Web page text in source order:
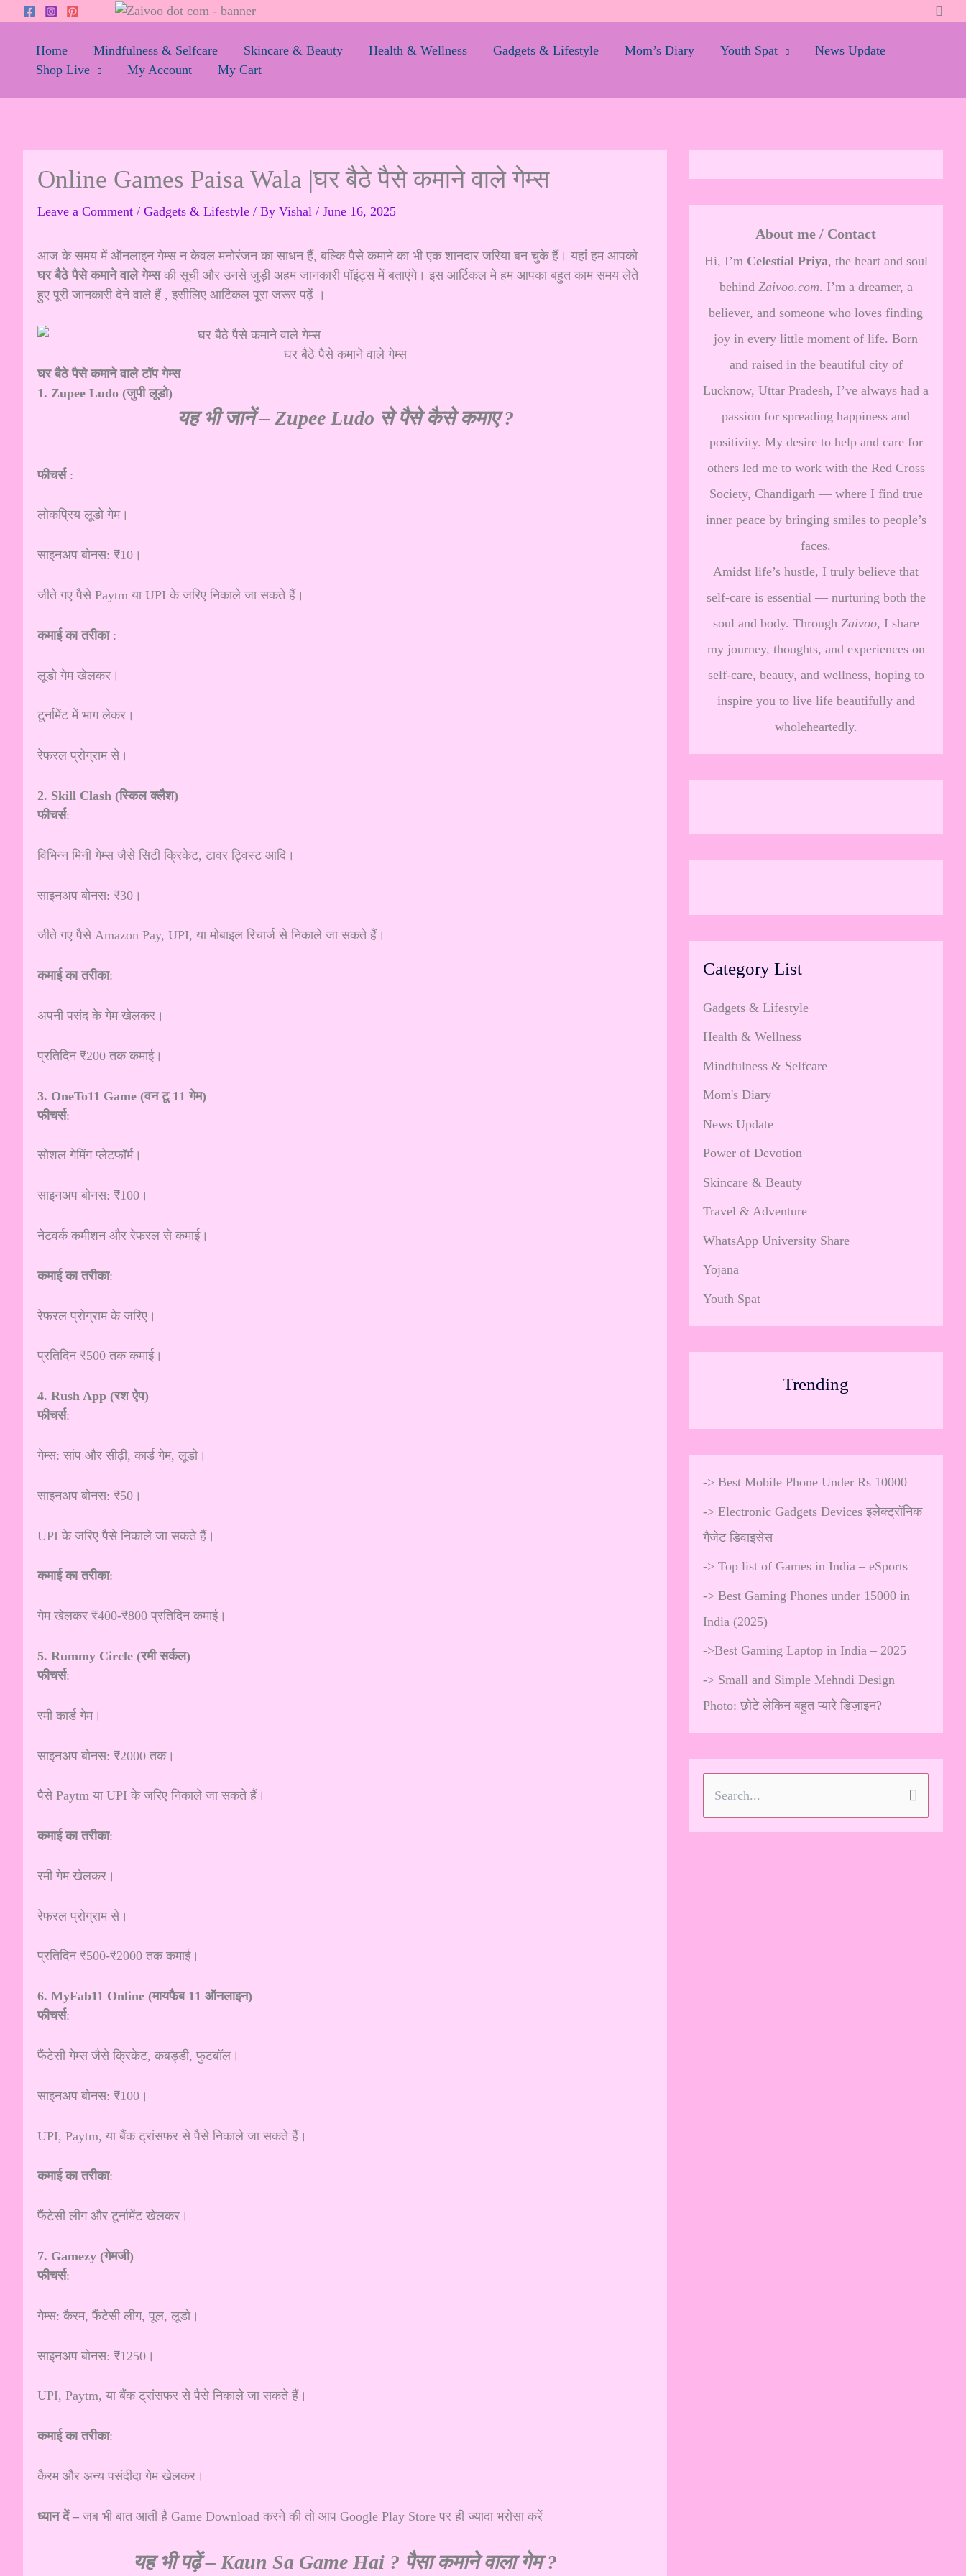
contentHome Mindfulness & Selfcare Skincare & Beauty Health & Wellness Gadgets & Lifestyle Mom’s Diary Youth Spat
News Update
Shop Live
My Account My Cart
Online Games Paisa Wala |घर बैठे पैसे कमाने वाले गेम्स
Leave a Comment / Gadgets & Lifestyle / By Vishal / June 16, 2025
आज के समय में ऑनलाइन गेम्स न केवल मनोरंजन का साधन हैं, बल्कि पैसे कमाने का भी एक शानदार जरिया बन चुके हैं। यहां हम आपको
घर बैठे पैसे कमाने वाले गेम्सकी सूची और उनसे जुड़ी अहम जानकारी पॉइंट्स में बताएंगे। इस आर्टिकल मे हम आपका बहुत काम समय लेते
हुए पूरी जानकारी देने वाले हैं , इसीलिए आर्टिकल पूरा जरूर पढ़ें ।
घर बैठे पैसे कमाने वाले गेम्स
घर बैठे पैसे कमाने वाले टॉप गेम्स
1. Zupee Ludo (जुपी लूडो)
यह भी जानें – Zupee Ludo से पैसे कैसे कमाए ?
फीचर्स :
लोकप्रिय लूडो गेम।
साइनअप बोनस: ₹10।
जीते गए पैसे Paytm या UPI के जरिए निकाले जा सकते हैं।
कमाई का तरीका :
लूडो गेम खेलकर।
टूर्नामेंट में भाग लेकर।
रेफरल प्रोग्राम से।
2. Skill Clash (स्किल क्लैश)
फीचर्स:
विभिन्न मिनी गेम्स जैसे सिटी क्रिकेट, टावर ट्विस्ट आदि।
साइनअप बोनस: ₹30।
जीते गए पैसे Amazon Pay, UPI, या मोबाइल रिचार्ज से निकाले जा सकते हैं।
कमाई का तरीका:
अपनी पसंद के गेम खेलकर।
प्रतिदिन ₹200 तक कमाई।
3. OneTo11 Game (वन टू 11 गेम)
फीचर्स:
सोशल गेमिंग प्लेटफॉर्म।
साइनअप बोनस: ₹100।
नेटवर्क कमीशन और रेफरल से कमाई।
कमाई का तरीका:
रेफरल प्रोग्राम के जरिए।
प्रतिदिन ₹500 तक कमाई।
4. Rush App (रश ऐप)
फीचर्स:
गेम्स: सांप और सीढ़ी, कार्ड गेम, लूडो।
साइनअप बोनस: ₹50।
UPI के जरिए पैसे निकाले जा सकते हैं।
कमाई का तरीका:
गेम खेलकर ₹400-₹800 प्रतिदिन कमाई।
5. Rummy Circle (रमी सर्कल)
फीचर्स:
रमी कार्ड गेम।
साइनअप बोनस: ₹2000 तक।
पैसे Paytm या UPI के जरिए निकाले जा सकते हैं।
कमाई का तरीका:
रमी गेम खेलकर।
रेफरल प्रोग्राम से।
प्रतिदिन ₹500-₹2000 तक कमाई।
6. MyFab11 Online (मायफैब 11 ऑनलाइन)
फीचर्स:
फैंटेसी गेम्स जैसे क्रिकेट, कबड्डी, फुटबॉल।
साइनअप बोनस: ₹100।
UPI, Paytm, या बैंक ट्रांसफर से पैसे निकाले जा सकते हैं।
कमाई का तरीका:
फैंटेसी लीग और टूर्नामेंट खेलकर।
7. Gamezy (गेमजी)
फीचर्स:
गेम्स: कैरम, फैंटेसी लीग, पूल, लूडो।
साइनअप बोनस: ₹1250।
UPI, Paytm, या बैंक ट्रांसफर से पैसे निकाले जा सकते हैं।
कमाई का तरीका:
कैरम और अन्य पसंदीदा गेम खेलकर।
ध्यान दें –जब भी बात आती है Game Download करने की तो आप Google Play Store पर ही ज्यादा भरोसा करें
यह भी पढ़ें – Kaun Sa Game Hai ? पैसा कमाने वाला गेम ?
About me / Contact
Hi, I’m Celestial Priya, the heart and soul
behind Zaivoo.com. I’m a dreamer, a
believer, and someone who loves finding
joy in every little moment of life. Born
and raised in the beautiful city of
Lucknow, Uttar Pradesh, I’ve always had a
passion for spreading happiness and
positivity. My desire to help and care for
others led me to work with the Red Cross
Society, Chandigarh — where I find true
inner peace by bringing smiles to people’s
faces.
Amidst life’s hustle, I truly believe that
self-care is essential — nurturing both the
soul and body. Through Zaivoo, I share
my journey, thoughts, and experiences on
self-care, beauty, and wellness, hoping to
inspire you to live life beautifully and
wholeheartedly.
Category List
Gadgets & Lifestyle
Health & Wellness
Mindfulness & Selfcare
Mom's Diary
News Update
Power of Devotion
Skincare & Beauty
Travel & Adventure
WhatsApp University Share
Yojana
Youth Spat
Trending
-> Best Mobile Phone Under Rs 10000
-> Electronic Gadgets Devices इलेक्ट्रॉनिक
गैजेट डिवाइसेस
-> Top list of Games in India – eSports
-> Best Gaming Phones under 15000 in
India (2025)
->Best Gaming Laptop in India – 2025
-> Small and Simple Mehndi Design
Photo: छोटे लेकिन बहुत प्यारे डिज़ाइन?